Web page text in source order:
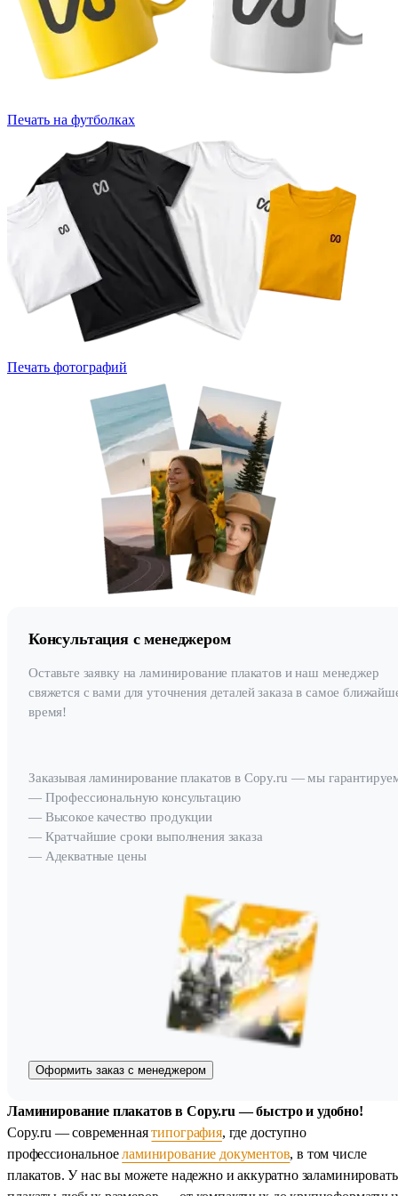
Печать на футболках
Печать фотографий
Консультация с менеджером
Оставьте заявку на ламинирование плакатов и наш менеджер
свяжется с вами для уточнения деталей заказа в самое
время!
Заказывая ламинирование плакатов в Copy.ru — мы
— Профессиональную консультацию
— Высокое качество продукции
— Кратчайшие сроки выполнения заказа
— Адекватные цены
Оформить заказ с менеджером
Ламинирование плакатов в Copy.ru — быстро и удобно!
Copy.ru — современнаятипография, где доступно
профессиональноеламинирование документов, в том числе
плакатов. У нас вы можете надежно и аккуратно заламинировать